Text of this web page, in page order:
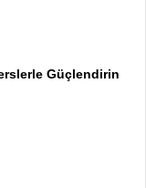
Güçlendirin